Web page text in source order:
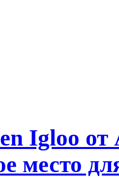
Igloo от
место